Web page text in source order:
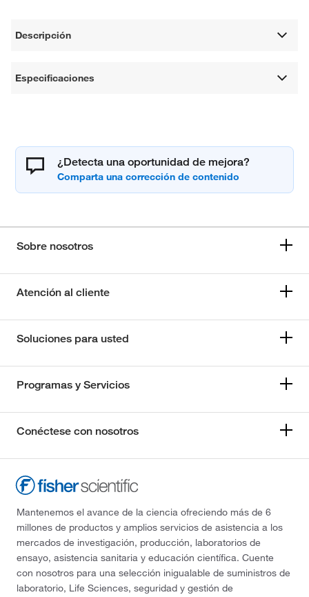
Descripción
Especificaciones
¿Detecta una oportunidad de mejora?
Sobre nosotros
Atención al cliente
Soluciones para usted
Programas y Servicios
Conéctese con nosotros
Mantenemos el avance de la ciencia ofreciendo más de 6
millones de productos y amplios servicios de asistencia a los
mercados de investigación, producción, laboratorios de
ensayo, asistencia sanitaria y educación científica. Cuente
con nosotros para una selección inigualable de suministros de
laboratorio, Life Sciences, seguridad y gestión de